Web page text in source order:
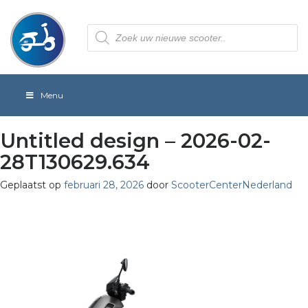
Producten
zoeken
Menu
Untitled design – 2026-02-
28T130629.634
Geplaatst op februari 28, 2026 door ScooterCenterNederland